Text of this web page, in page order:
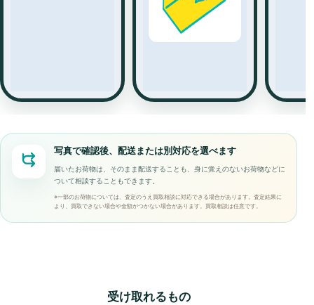
写真で確認後、配送または別対応を選べます
届いたお荷物は、そのまま配送することも、身に覚えのないお荷物などに
ついて相談することもできます。
※一部のお荷物については、査定のうえ買取相談に対応できる場合があります。査定結果に
より、買取できない場合や金額がつかない場合があります。買取相談は任意です。
受け取れるもの